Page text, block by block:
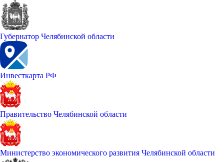
Губернатор Челябинской области
Инвесткарта РФ
Правительство Челябинской области
Министерство экономического развития Челябинской области